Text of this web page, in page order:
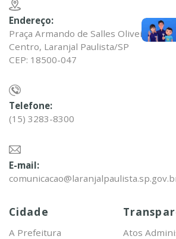
Endereço:
Praça Armando de Salles Oliveira nº
Centro, Laranjal Paulista/SP
CEP: 18500-047
Telefone:
(15) 3283-8300
E-mail:
Cidade
A Prefeitura
Atos